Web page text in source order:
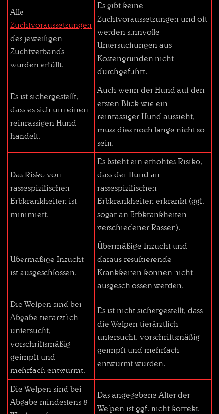
Alle
Zuchtvoraussetzungen
des jeweiligen
Zuchtverbands
wurden erfüllt.
Es gibt keine
Zuchtvoraussetzungen und oft
werden sinnvolle
Untersuchungen aus
Kostengründen nicht
durchgeführt.
Es ist sichergestellt,
dass es sich um einen
reinrassigen Hund
handelt.
Auch wenn der Hund auf den
ersten Blick wie ein
reinrassiger Hund aussieht,
muss dies noch lange nicht so
sein.
Das Risko von
rassespizifischen
Erbkrankheiten ist
minimiert.
Es bsteht ein erhöhtes Risiko,
dass der Hund an
rassespizifischen
Erbkrankheiten erkrankt (ggf.
sogar an Erbkrankheiten
verschiedener Rassen).
Übermäßige Inzucht
ist ausgeschlossen.
Übermäßige Inzucht und
daraus resultierende
Krankkeiten können nicht
ausgeschlossen werden.
Die Welpen sind bei
Abgabe tierärztlich
untersucht,
vorschriftsmäßig
geimpft und
mehrfach entwurmt.
Es ist nicht sichergestellt, dass
die Welpen tierärztlich
untersucht, vorschriftsmäßig
geimpft und mehrfach
entwurmt wurden.
Die Welpen sind bei
Abgabe mindestens 8
Das angegebene Alter der
Welpen ist ggf. nicht korrekt.